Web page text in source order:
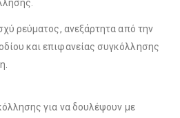
ρεύματος, ανεξάρτητα από την
και επιφανείας συγκόλλησης
για να δουλέψουν με